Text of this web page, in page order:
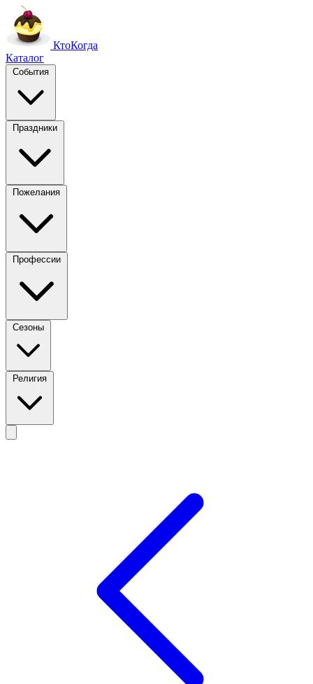
КтоКогда
Каталог
События
Праздники
Пожелания
Профессии
Сезоны
Религия